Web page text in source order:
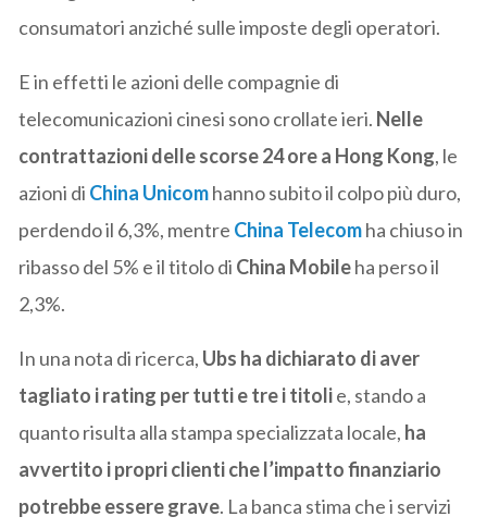
consumatori anziché sulle imposte degli operatori.
E in effetti le azioni delle compagnie di
telecomunicazioni cinesi sono crollate ieri. Nelle
contrattazioni delle scorse 24 ore a Hong Kong, le
azioni di China Unicomhanno subito il colpo più duro,
perdendo il 6,3%, mentre China Telecomha chiuso in
ribasso del 5% e il titolo di China Mobileha perso il
2,3%.
In una nota di ricerca, Ubs ha dichiarato di aver
tagliato i rating per tutti e tre i titolie, stando a
quanto risulta alla stampa specializzata locale, ha
avvertito i propri clienti che l’impatto finanziario
potrebbe essere grave. La banca stima che i servizi